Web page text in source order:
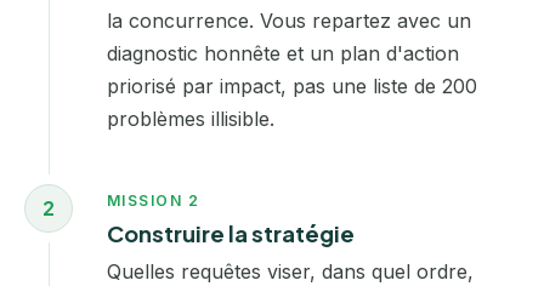
la concurrence. Vous repartez avec un
diagnostic honnête et un plan d'action
priorisé par impact, pas une liste de 200
problèmes illisible.
2 MISSION 2
Construire la stratégie
Quelles requêtes viser, dans quel ordre,